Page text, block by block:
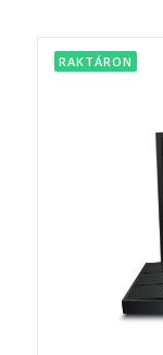
RAKTÁRON